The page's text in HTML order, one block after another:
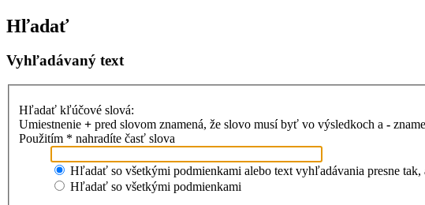
Hľadať
Vyhľadávaný text
Hľadať kľúčové slová:
Umiestnenie + pred slovom znamená, že slovo musí byť vo výsledkoch a -
Použitím * nahradíte časť slova
Hľadať so všetkými podmienkami alebo text vyhľadávania presne tak,
Hľadať so všetkými podmienkami